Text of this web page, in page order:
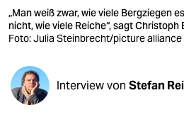
unterstützen
genossenschaft
epaper login
„Man weiß zwar, wie viele Bergziegen
nicht, wie viele Reiche“, sagt
Foto: Julia Steinbrecht/picture alliance
Interview von Stefan